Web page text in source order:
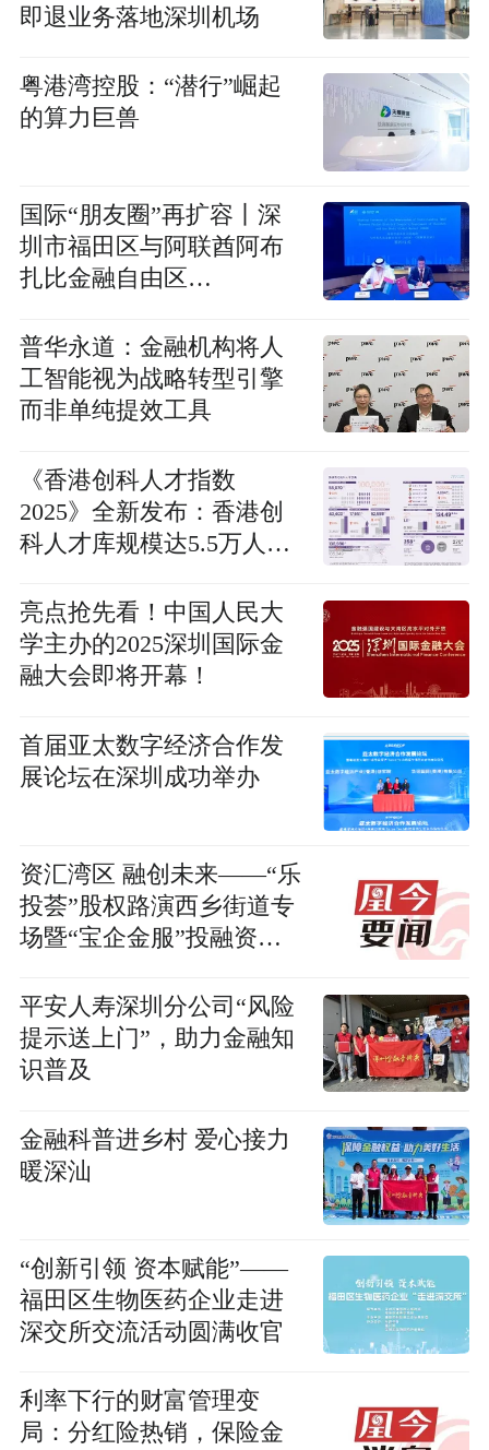
即退业务落地深圳机场
粤港湾控股：“潜行”崛起
的算力巨兽
国际“朋友圈”再扩容丨深
圳市福田区与阿联酋阿布
扎比金融自由区
交流合作关系
普华永道：金融机构将人
工智能视为战略转型引擎
而非单纯提效工具
《香港创科人才指数
2025》全新发布：香港创
科人才库规模达5.5万人，
国际创科枢纽建设
亮点抢先看！中国人民大
学主办的2025深圳国际金
融大会即将开幕！
首届亚太数字经济合作发
展论坛在深圳成功举办
资汇湾区 融创未来——“乐
投荟”股权路演西乡街道专
场暨“宝企金服”投融资大
平安人寿深圳分公司“风险
提示送上门”，助力金融知
识普及
金融科普进乡村 爱心接力
暖深汕
“创新引领 资本赋能”——
福田区生物医药企业走进
深交所交流活动圆满收官
利率下行的财富管理变
局：分红险热销，保险金